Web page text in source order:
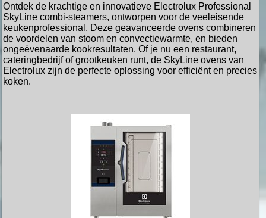
Ontdek de krachtige en innovatieve Electrolux Professional
SkyLine combi-steamers, ontworpen voor de veeleisende
keukenprofessional. Deze geavanceerde ovens combineren
de voordelen van stoom en convectiewarmte, en bieden
ongeëvenaarde kookresultaten. Of je nu een restaurant,
cateringbedrijf of grootkeuken runt, de SkyLine ovens van
Electrolux zijn de perfecte oplossing voor efficiënt en precies
koken.